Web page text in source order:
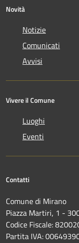
Novità
Notizie
Comunicati
Avvisi
Vivere il Comune
Luoghi
Eventi
Contatti
Comune di Mirano
Piazza Martiri, 1 -
Codice Fiscale:
Partita IVA: